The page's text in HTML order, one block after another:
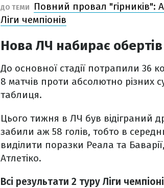
ДО ТЕМИ
Повний провал "гірників":
Ліги чемпіонів
Нова ЛЧ набирає обертів
До основної стадії потрапили 36
8 матчів проти абсолютно різних
таблиця.
Цього тижня в ЛЧ був відіграний
забили аж 58 голів, тобто в
виділити поразки Реала та
Атлетіко.
Всі результати 2 туру Ліги